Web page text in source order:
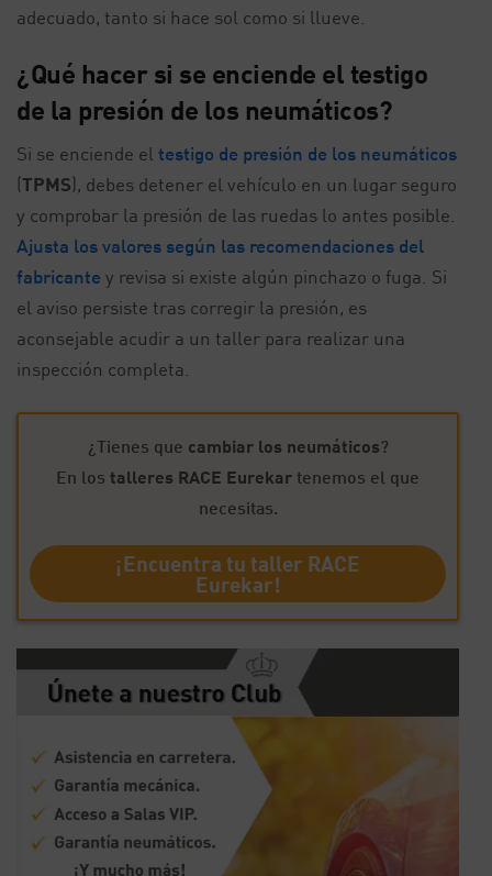
adecuado, tanto si hace sol como si llueve.
¿Qué hacer si se enciende el testigo
de la presión de los neumáticos?
Si se enciende el testigo de presión de los neumáticos
(TPMS), debes detener el vehículo en un lugar seguro
y comprobar la presión de las ruedas lo antes posible.
Ajusta los valores según las recomendaciones del
fabricante y revisa si existe algún pinchazo o fuga. Si
el aviso persiste tras corregir la presión, es
aconsejable acudir a un taller para realizar una
inspección completa.
¿Tienes que cambiar los neumáticos?
En los talleres RACE Eurekar tenemos el que
necesitas.
¡Encuentra tu taller RACE
Eurekar!